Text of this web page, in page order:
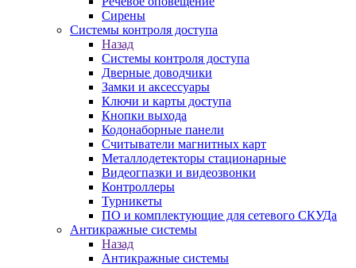
Сирены
Системы контроля доступа
Назад
Системы контроля доступа
Дверные доводчики
Замки и аксессуары
Ключи и карты доступа
Кнопки выхода
Кодонаборные панели
Считыватели магнитных карт
Металлодетекторы стационарные
Видеогпазки и видеозвонки
Контроллеры
Турникеты
ПО и комплектующие для сетевого СКУДа
Антикражные системы
Назад
Антикражные системы